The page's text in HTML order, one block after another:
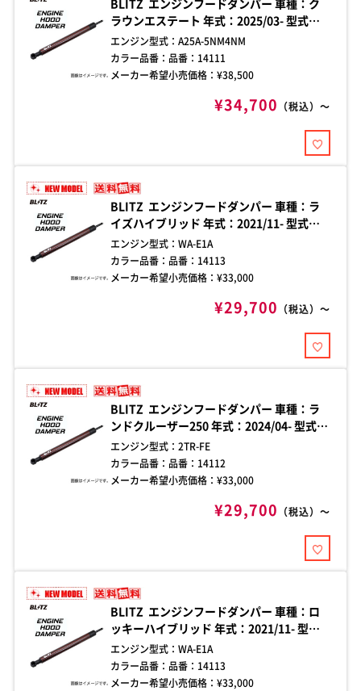
ラウンエステート 年式：2025/03- 型式：
AZSH38W、AZSH39W ダンパー本数：2本
純正ボンネット専用 エンジンフード開閉時
の煩わしさを解消する、車種別フードダン
に確実な取り付けが可能。
エンジン型式： A25A-5NM4NM
カラー品番： 品番：14111
メーカー希望小売価格：¥38,500
¥34,700 （税込）～
BLITZ エンジンフードダンパー 車種：ラ
イズハイブリッド 年式：2021/11- 型式：
A202A ダンパー本数：2本 純正ボンネット
専用 エンジンフード開閉時の煩わしさを解
消する、車種別フードダンパー。加工不要
エンジン型式： WA-E1A
カラー品番： 品番：14113
メーカー希望小売価格：¥33,000
¥29,700 （税込）～
BLITZ エンジンフードダンパー 車種：ラ
ンドクルーザー250 年式：2024/04- 型式：
TRJ250W ダンパー本数：2本 純正ボンネ
ット専用 エンジンフード開閉時の煩わしさ
を解消する、車種別フードダンパー。加工
エンジン型式： 2TR-FE
カラー品番： 品番：14112
メーカー希望小売価格：¥33,000
¥29,700 （税込）～
BLITZ エンジンフードダンパー 車種：ロ
ッキーハイブリッド 年式：2021/11- 型
式：A202S ダンパー本数：2本 純正ボンネ
ット専用 エンジンフード開閉時の煩わしさ
を解消する、車種別フードダンパー。加工
エンジン型式： WA-E1A
カラー品番： 品番：14113
メーカー希望小売価格：¥33,000